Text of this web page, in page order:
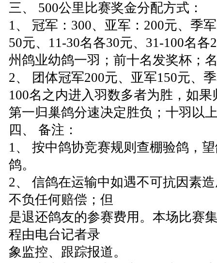
三、 500公里比赛奖金分配方式：
1、 冠军：300、亚军：200元、季
50元、11-30名各30元、31-100名
州鸽业幼鸽一羽；前十名发奖杯；
2、 团体冠军200元、亚军150元、
100名之内进入羽数多者为胜，如
第一归巢鸽分速决定胜负；十羽以
四、 备注：
1、 按中鸽协竞赛规则查棚验鸽，
鸽。
2、 信鸽在运输中如遇不可抗因素
不负任何赔偿；但
是退还鸽友的参赛费用。本场比赛
程由电台记者录
象监控、跟踪报道。